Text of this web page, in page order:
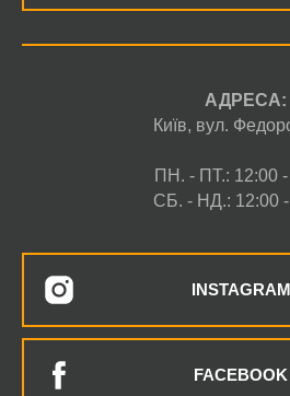
АДРЕСА:
Київ, вул.
ПН. - ПТ.: 12:00
СБ. - НД.: 12:00
INSTAGRAM
FACEBOOK